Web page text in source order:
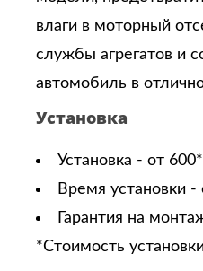
влаги в моторный
службы агрегатов и
автомобиль в
Установка
Установка - от
Время установки
Гарантия на
*Стоимость